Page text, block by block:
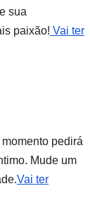
sua
paixão! Vai ter
pedirá
Mude um
Vai ter